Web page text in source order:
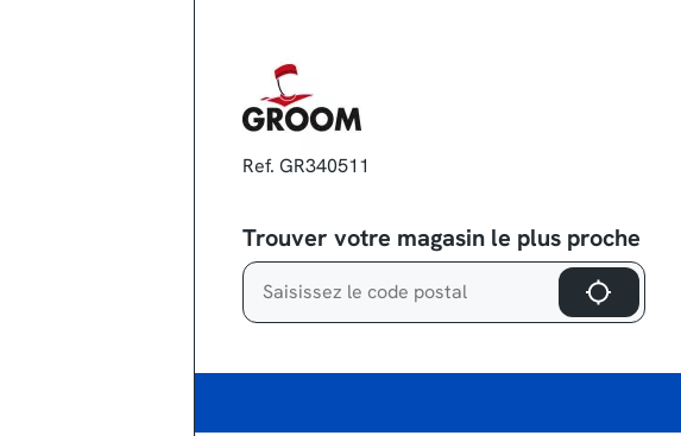
Ref. GR340511
Trouver votre magasin le plus proche